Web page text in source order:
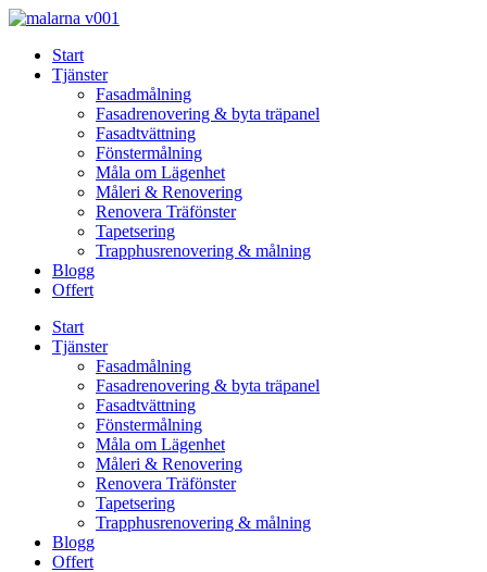
Skip
contentStart
Tjänster
Fasadmålning
Fasadrenovering & byta träpanel
Fasadtvättning
Fönstermålning
Måla om Lägenhet
Måleri & Renovering
Renovera Träfönster
Tapetsering
Trapphusrenovering & målning
Blogg
Offert
Start
Tjänster
Fasadmålning
Fasadrenovering & byta träpanel
Fasadtvättning
Fönstermålning
Måla om Lägenhet
Måleri & Renovering
Renovera Träfönster
Tapetsering
Trapphusrenovering & målning
Blogg
Offert